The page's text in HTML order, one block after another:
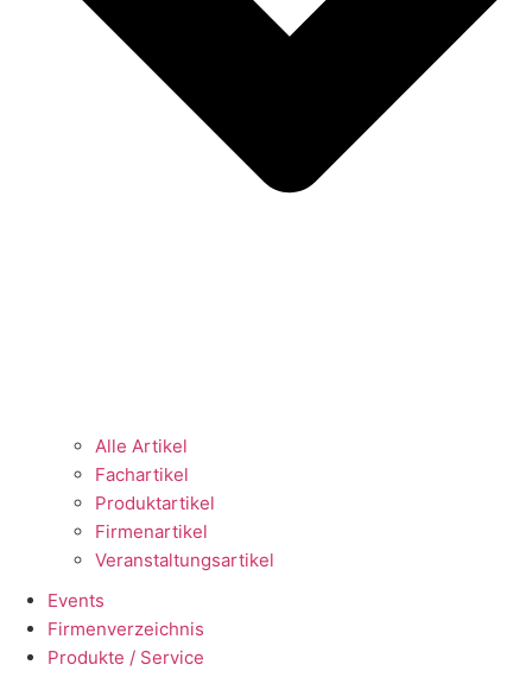
Alle Artikel
Fachartikel
Produktartikel
Firmenartikel
Veranstaltungsartikel
Events
Firmenverzeichnis
Produkte / Service